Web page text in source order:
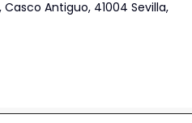
Casco Antiguo, 41004 Sevilla,